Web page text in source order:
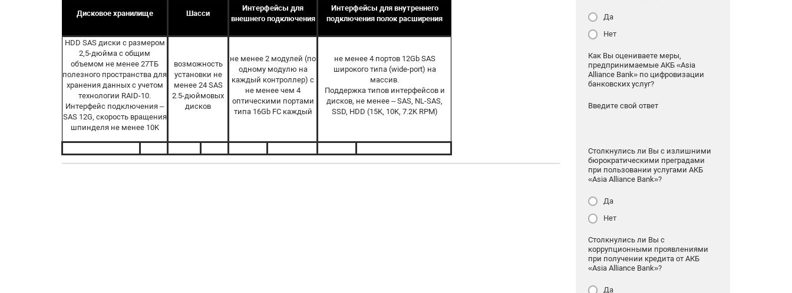
Дисковое хранилище Шасси
Интерфейсы для
внешнего подключения
Интерфейсы для внутреннего
подключения полок расширения
HDD SAS диски с размером
2,5-дюйма с общим
объемом не менее 27ТБ
полезного пространства для
хранения данных с учетом
технологии RAID-10.
Интерфейс подключения –
SAS 12G, скорость вращения
шпинделя не менее 10K
возможность
установки не
менее 24 SAS
2.5-дюймовых
дисков
не менее 2 модулей (по
одному модулю на
каждый контроллер) с
не менее чем 4
оптическими портами
типа 16Gb FC каждый
не менее 4 портов 12Gb SAS
широкого типа (wide-port) на
массив.
Поддержка типов интерфейсов и
дисков, не менее – SAS, NL-SAS,
SSD, HDD (15K, 10K, 7.2K RPM)
Да
Нет
Как Вы оцениваете меры,
предпринимаемые АКБ «Asia
Alliance Bank» по цифровизации
банковских услуг?
Введите свой ответ
Столкнулись ли Вы с излишними
бюрократическими преградами
при пользовании услугами АКБ
«Asia Alliance Bank»?
Да
Нет
Столкнулись ли Вы с
коррупционными проявлениями
при получении кредита от АКБ
«Asia Alliance Bank»?
Да